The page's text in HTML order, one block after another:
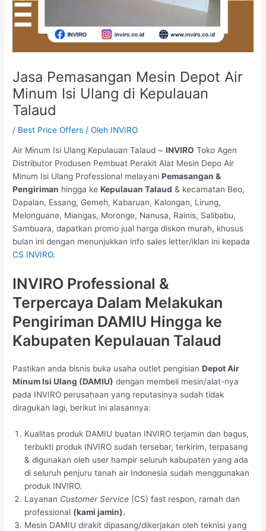
Jasa Pemasangan Mesin Depot Air
Minum Isi Ulang di Kepulauan
Talaud
/ Best Price Offers / Oleh INVIRO
Air Minum Isi Ulang Kepulauan Talaud ~INVIRO Toko Agen
Distributor Produsen Pembuat Perakit Alat Mesin Depo Air
Minum Isi Ulang Professional melayaniPemasangan &
Pengiriman hingga keKepulauan Talaud & kecamatan Beo,
Dapalan, Essang, Gemeh, Kabaruan, Kalongan, Lirung,
Melonguane, Miangas, Moronge, Nanusa, Rainis, Salibabu,
Sambuara, dapatkan promo jual harga diskon murah, khusus
bulan ini dengan menunjukkan info sales letter/iklan ini kepada
CS INVIRO.
INVIRO Professional &
Terpercaya Dalam Melakukan
Pengiriman DAMIU Hingga ke
Kabupaten Kepulauan Talaud
Pastikan anda bisnis buka usaha outlet pengisianDepot Air
Minum Isi Ulang (DAMIU) dengan membeli mesin/alat-nya
pada INVIRO perusahaan yang reputasinya sudah tidak
diragukan lagi, berikut ini alasannya:
Kualitas produk DAMIU buatan INVIRO terjamin dan bagus,
terbukti produk INVIRO sudah tersebar, terkirim, terpasang
& digunakan oleh user hampir seluruh kabupaten yang ada
di seluruh penjuru tanah air Indonesia sudah menggunakan
produk INVIRO.
Layanan Customer Service (CS) fast respon, ramah dan
professional (kami jamin).
Mesin DAMIU dirakit dipasang/dikerjakan oleh teknisi yang